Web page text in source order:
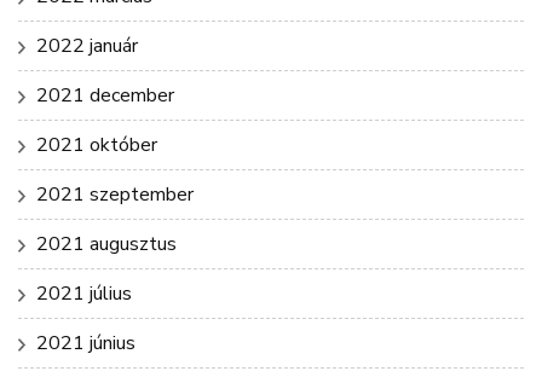
2022 január
2021 december
2021 október
2021 szeptember
2021 augusztus
2021 július
2021 június